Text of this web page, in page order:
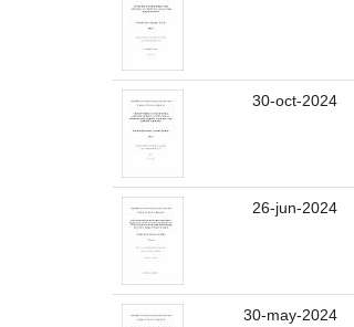
30-oct-2024
26-jun-2024
30-may-2024